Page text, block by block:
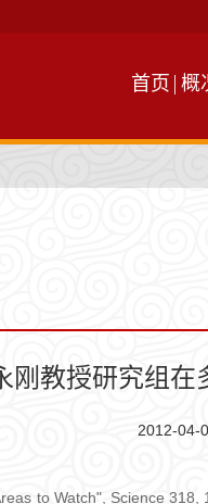
首页 概
刚教授研究组
2012-04-
to Watch", Science 318,